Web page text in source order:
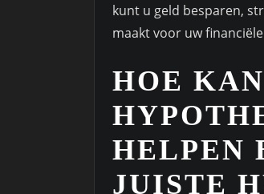
kunt u geld besparen,
maakt voor uw
HOE
HELPEN
JUISTE